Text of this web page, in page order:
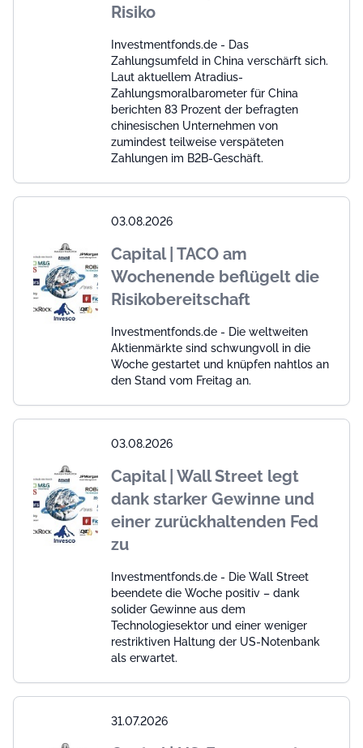
Risiko
Investmentfonds.de - Das
Zahlungsumfeld in China verschärft sich.
Laut aktuellem Atradius-
Zahlungsmoralbarometer für China
berichten 83 Prozent der befragten
chinesischen Unternehmen von
zumindest teilweise verspäteten
Zahlungen im B2B-Geschäft.
03.08.2026
Capital | TACO am
Wochenende beflügelt die
Risikobereitschaft
Investmentfonds.de - Die weltweiten
Aktienmärkte sind schwungvoll in die
Woche gestartet und knüpfen nahtlos an
den Stand vom Freitag an.
03.08.2026
Capital | Wall Street legt
dank starker Gewinne und
einer zurückhaltenden Fed
zu
Investmentfonds.de - Die Wall Street
beendete die Woche positiv – dank
solider Gewinne aus dem
Technologiesektor und einer weniger
restriktiven Haltung der US-Notenbank
als erwartet.
31.07.2026